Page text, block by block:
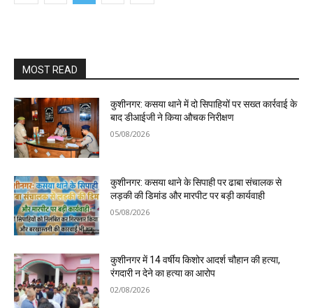
MOST READ
कुशीनगर: कसया थाने में दो सिपाहियों पर सख्त कार्रवाई के
बाद डीआईजी ने किया औचक निरीक्षण
05/08/2026
कुशीनगर: कसया थाने के सिपाही पर ढाबा संचालक से
लड़की की डिमांड और मारपीट पर बड़ी कार्यवाही
05/08/2026
कुशीनगर में 14 वर्षीय किशोर आदर्श चौहान की हत्या,
रंगदारी न देने का हत्या का आरोप
02/08/2026